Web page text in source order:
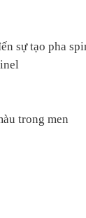
sự tạo pha
trong men